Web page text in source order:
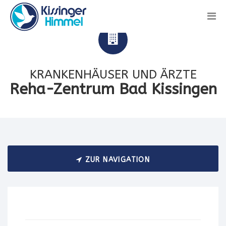
KRANKENHÄUSER UND ÄRZTE
Reha-Zentrum Bad Kissingen
ZUR NAVIGATION